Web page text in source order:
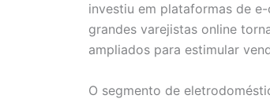
investiu em plataformas de
grandes varejistas online
ampliados para estimular
O segmento de